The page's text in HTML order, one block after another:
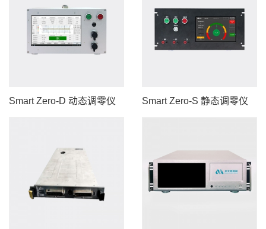
Smart Zero-D 动态调零仪 Smart Zero-S 静态调零仪